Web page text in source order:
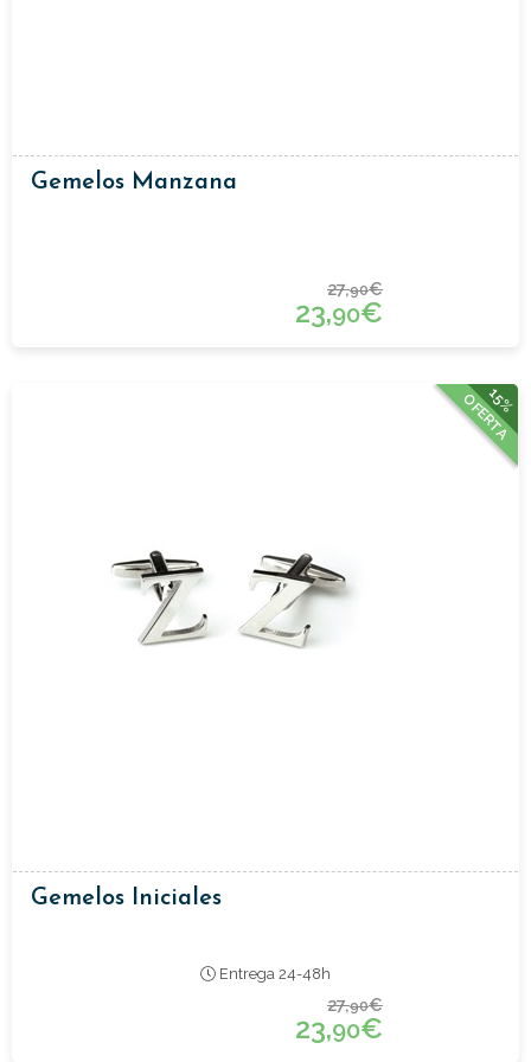
Gemelos Manzana
27,90€
23,90€
15%
OFERTA
Gemelos Iniciales
Entrega 24-48h
27,90€
23,90€